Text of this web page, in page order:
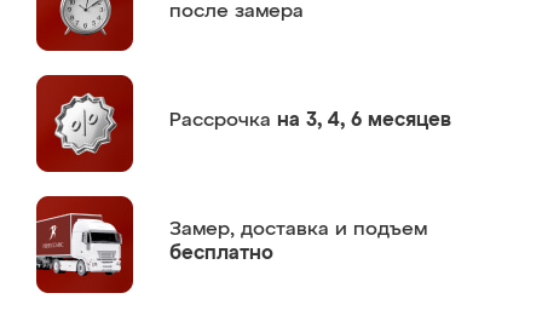
после замера
Рассрочка на 3, 4, 6 месяцев
Замер, доставка и подъем
бесплатно